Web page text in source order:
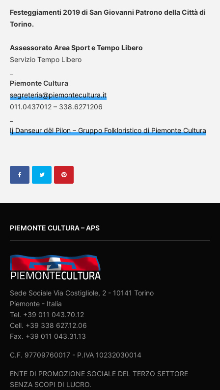
Festeggiamenti 2019 di San Giovanni Patrono dellaCittà di
Torino.
Assessorato Area Sport e Tempo Libero
Servizio Tempo Libero
Piemonte Cultura
segreteria@piemontecultura.it
011.0437012 – 338.6271206
Ij Danseur dël Pilon – Gruppo Folkloristico di Piemonte Cultura
PIEMONTE CULTURA – APS
Sede Sociale Via Costigliole, 2 - 10141 Torino
Piemonte - Italia
Tel. +39 011 043.70.12
Cell. +39 338 627.12.06
Fax. +39 011 043.31.13
C.F. 97709760017 - P.IVA 10232030014
ENTE DI PROMOZIONE SOCIALE DEL TERZO SETTORE
SENZA SCOPI DI LUCRO.